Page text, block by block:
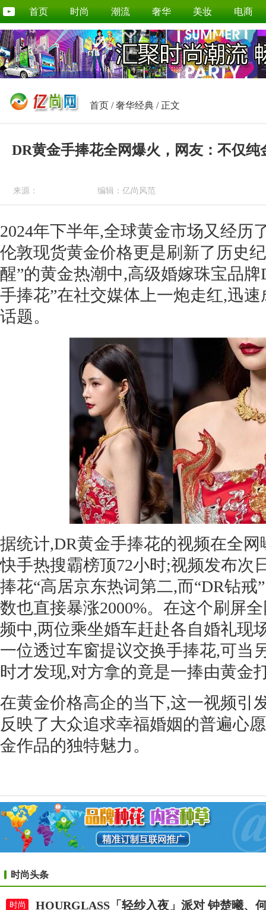
首页 时尚 潮流 奢华 美妆 电商
首页 /奢华经典 / 正文
DR黄金手捧花全网爆火，网友：不仅纯
来源： 编辑：亿尚风范
2024年下半年,全球黄金市场又经历
伦敦现货黄金价格更是刷新了历史
醒”的黄金热潮中,高级婚嫁珠宝品
手捧花”在社交媒体上一炮走红,迅
话题。
据统计,DR黄金手捧花的视频在全网
快手热搜霸榜顶72小时;视频发布次
捧花“高居京东热词第二,而“DR钻戒
数也直接暴涨2000%。在这个刷屏
频中,两位乘坐婚车赶赴各自婚礼现
一位透过车窗提议交换手捧花,可当
时才发现,对方拿的竟是一捧由黄金
在黄金价格高企的当下,这一视频引
反映了大众追求幸福婚姻的普遍心
金作品的独特魅力。
时尚头条
时尚 HOURGLASS「轻纱入夜」派对 钟楚曦、